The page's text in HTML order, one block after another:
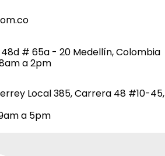
# 65a - 20 Medellín, Colombia
a 2pm
Local 385, Carrera 48 #10-45,
a 5pm